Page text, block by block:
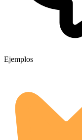
Ejemplos